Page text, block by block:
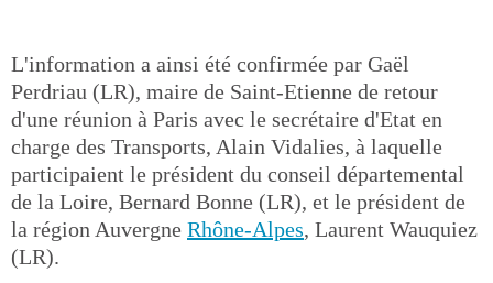
L'information a ainsi été confirmée par Gaël
Perdriau (LR), maire de Saint-Etienne de retour
d'une réunion à Paris avec le secrétaire d'Etat en
charge des Transports, Alain Vidalies, à laquelle
participaient le président du conseil départemental
de la Loire, Bernard Bonne (LR), et le président de
la région Auvergne Rhône-Alpes, Laurent Wauquiez
(LR).